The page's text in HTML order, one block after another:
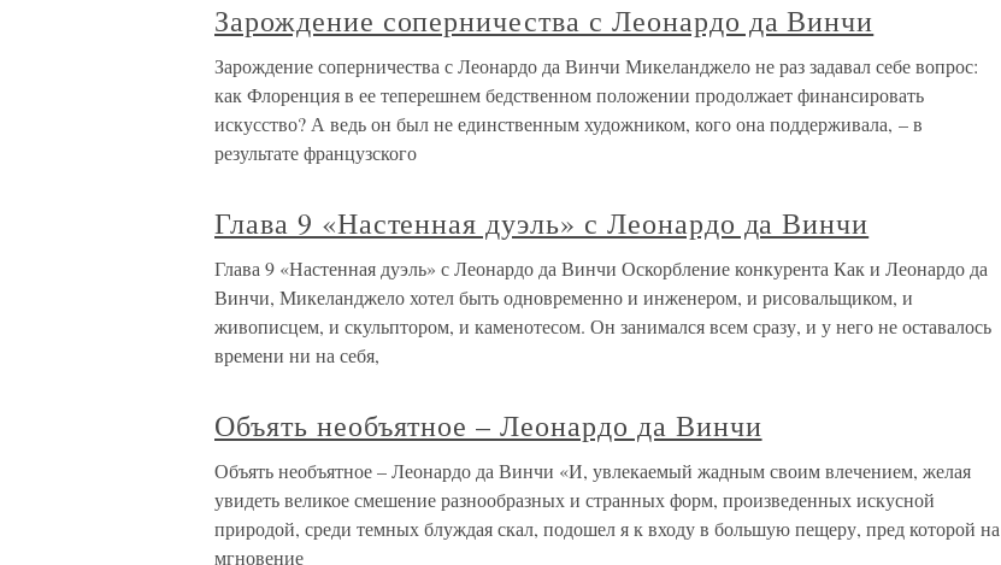
Зарождение соперничества с Леонардо да Винчи
Зарождение соперничества с Леонардо да Винчи Микеланджело не раз задавал себе вопрос:
как Флоренция в ее теперешнем бедственном положении продолжает финансировать
искусство? А ведь он был не единственным художником, кого она поддерживала, – в
результате французского
Глава 9 «Настенная дуэль» с Леонардо да Винчи
Глава 9 «Настенная дуэль» с Леонардо да Винчи Оскорбление конкурента Как и Леонардо да
Винчи, Микеланджело хотел быть одновременно и инженером, и рисовальщиком, и
живописцем, и скульптором, и каменотесом. Он занимался всем сразу, и у него не оставалось
времени ни на себя,
Объять необъятное – Леонардо да Винчи
Объять необъятное – Леонардо да Винчи «И, увлекаемый жадным своим влечением, желая
увидеть великое смешение разнообразных и странных форм, произведенных искусной
природой, среди темных блуждая скал, подошел я к входу в большую пещеру, пред которой на
мгновение